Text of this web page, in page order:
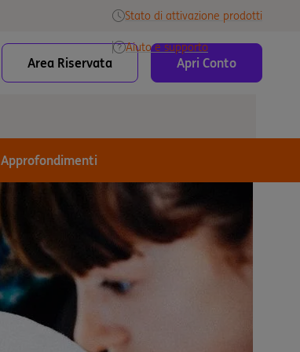
Stato di attivazione prodotti
Aiuto e supporto
Area Riservata Apri Conto
Approfondimenti